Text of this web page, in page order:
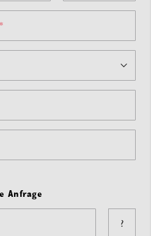
Anfrage
?